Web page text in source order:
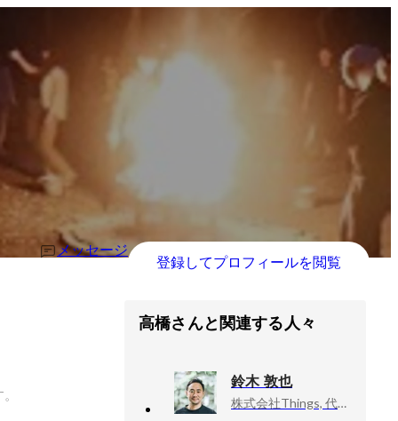
メッセージ
登録してプロフィールを閲覧
高橋さんと関連する人々
鈴木 敦也
株式会社Things, 代表取締役CEO